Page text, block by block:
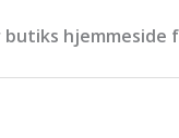
hjemmeside